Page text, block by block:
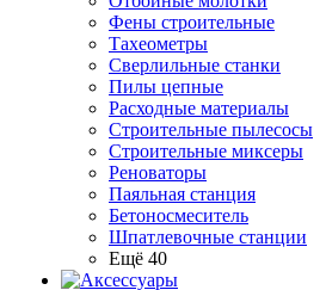
Фены строительные
Тахеометры
Сверлильные станки
Пилы цепные
Расходные материалы
Строительные пылесосы
Строительные миксеры
Реноваторы
Паяльная станция
Бетоносмеситель
Шпатлевочные станции
Ещё 40